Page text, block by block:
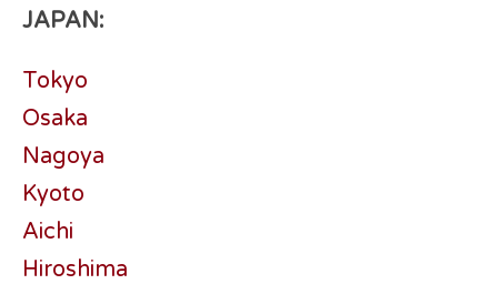
JAPAN:
Tokyo
Osaka
Nagoya
Kyoto
Aichi
Hiroshima